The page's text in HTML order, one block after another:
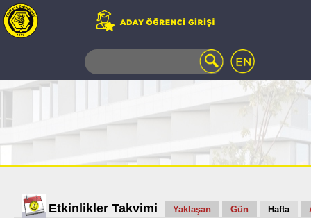
TELEFON
AÇILAN
UZAKTAN
EĞİTİM
Etkinlikler Takvimi Yaklaşan Gün Hafta